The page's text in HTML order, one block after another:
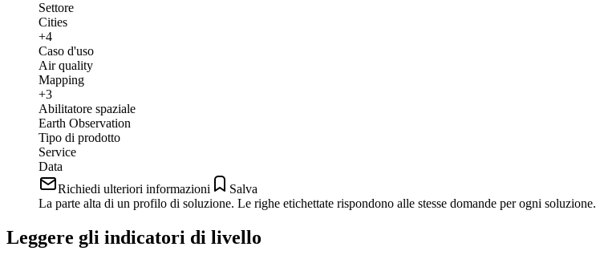
Settore
Cities
+4
Caso d'uso
Air quality
Mapping
+3
Abilitatore spaziale
Earth Observation
Tipo di prodotto
Service
Data
Richiedi ulteriori informazioni
Salva
La parte alta di un profilo di soluzione. Le righe etichettate rispondono alle stesse domande per ogni soluzione.
Leggere gli indicatori di livello